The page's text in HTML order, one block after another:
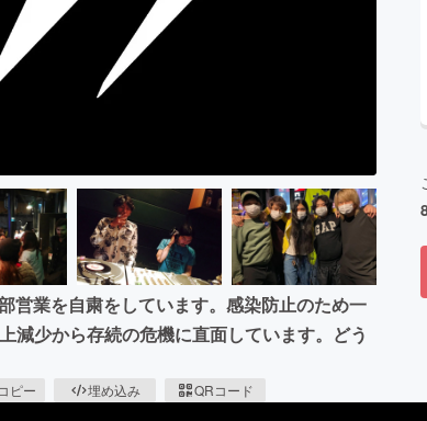
CAMPFIRE for Social Good
CAMPFIREふるさと納税
営業を自粛をしています。感染防止のため一
減少から存続の危機に直面しています。どう
ピー 埋め込み QRコード